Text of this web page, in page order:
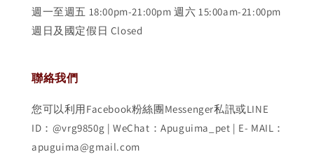
週一至週五 18:00pm-21:00pm 週六 15:00am-21:00pm
週日及國定假日 Closed
聯絡我們
您可以利用Facebook粉絲團Messenger私訊或LINE
ID：@vrg9850g | WeChat：Apuguima_pet | E- MAIL：
apuguima@gmail.com